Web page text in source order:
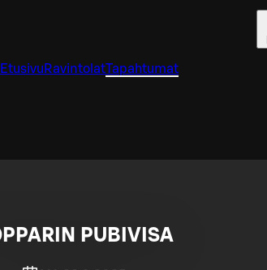
Etusivu RavintolatTapahtumat
PUBIVISA